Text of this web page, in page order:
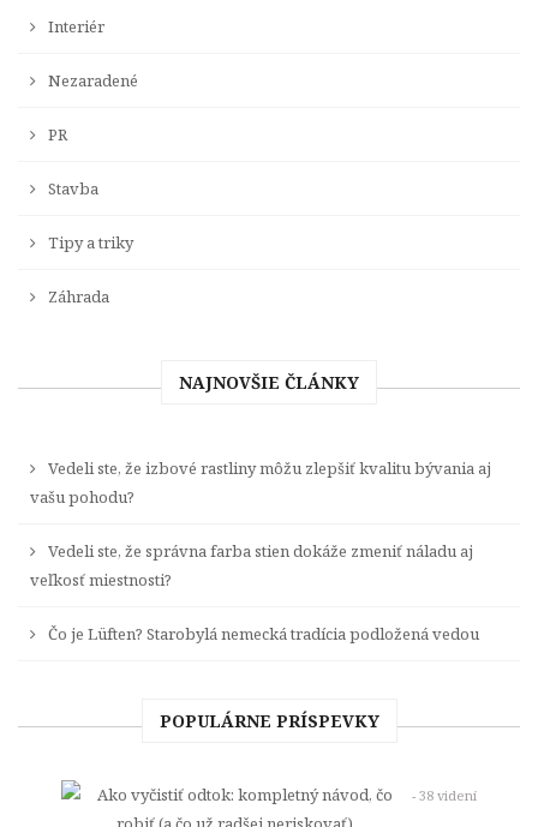
Interiér
Nezaradené
PR
Stavba
Tipy a triky
Záhrada
NAJNOVŠIE ČLÁNKY
Vedeli ste, že izbové rastliny môžu zlepšiť kvalitu bývania aj
vašu pohodu?
Vedeli ste, že správna farba stien dokáže zmeniť náladu aj
veľkosť miestnosti?
Čo je Lüften? Starobylá nemecká tradícia podložená vedou
POPULÁRNE PRÍSPEVKY
- 38 videní